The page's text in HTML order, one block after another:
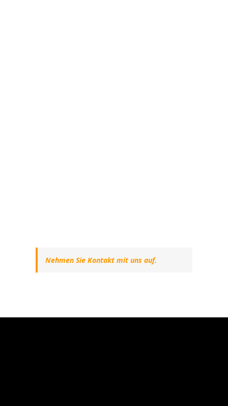
Nehmen Sie Kontakt mit uns auf.